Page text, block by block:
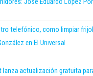
telefónico, como limpiar
en El Universal
lanza actualización gratuita